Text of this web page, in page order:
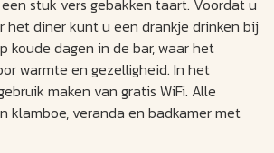
stuk vers gebakken taart. Voordat u
het diner kunt u een drankje drinken bij
koude dagen in de bar, waar het
warmte en gezelligheid. In het
maken van gratis WiFi. Alle
klamboe, veranda en badkamer met